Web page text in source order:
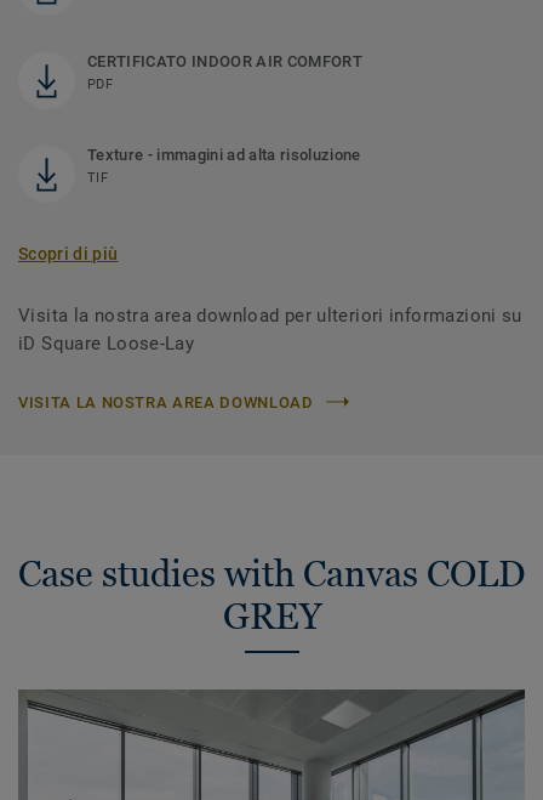
CERTIFICATO INDOOR AIR COMFORT
PDF
Texture - immagini ad alta risoluzione
TIF
Scopri di più
Visita la nostra area download per ulteriori informazioni su
iD Square Loose-Lay
VISITA LA NOSTRA AREA DOWNLOAD
Case studies with Canvas COLD
GREY